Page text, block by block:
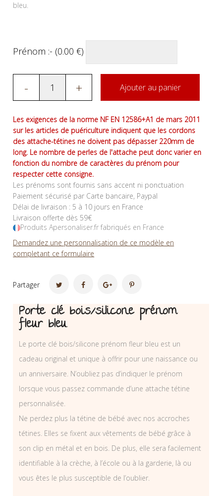
bleu.
Prénom :- (0.00€)
- + Ajouter au panier
Les exigences de la norme NF EN 12586+A1 de mars 2011
sur les articles de puériculture indiquent que les cordons
des attache-tétines ne doivent pas dépasser 220mm de
long. Le nombre de perles de l'attache peut donc varier en
fonction du nombre de caractères du prénom pour
respecter cette consigne.
Les prénoms sont fournis sans accent ni ponctuation
Paiement sécurisé par Carte bancaire, Paypal
Délai de livraison : 5 à 10 jours en France
Livraison offerte dès 59€
Produits Apersonaliser.fr fabriqués en France
Demandez une personnalisation de ce modèle en
completant ce formulaire
Partager
Porte clé bois/silicone prénom
fleur bleu
Le porte clé bois/silicone prénom fleur bleu est un
cadeau original et unique à offrir pour une naissance ou
un anniversaire. N’oubliez pas d’indiquer le prénom
lorsque vous passez commande d’une attache tétine
personnalisée.
Ne perdez plus la tétine de bébé avec nos accroches
tétines. Elles se fixent aux vêtements de bébé grâce à
son clip en métal et en bois. De plus, elle sera facilement
identifiable à la crèche, à l’école ou à la garderie, là ou
vous êtes le plus susceptible de l’oublier.